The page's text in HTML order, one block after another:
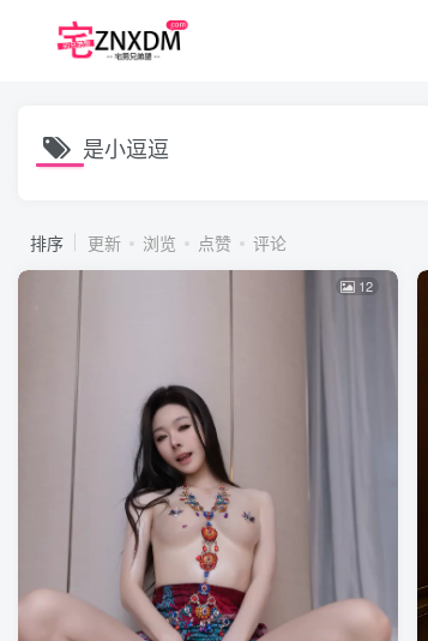
是小逗逗
排序 更新 浏览 点赞 评论
12